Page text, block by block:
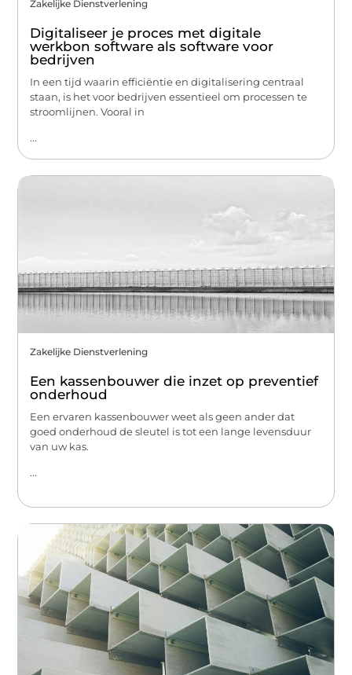
Zakelijke Dienstverlening
Digitaliseer je proces met digitale
werkbon software als software voor
bedrijven
In een tijd waarin efficiëntie en digitalisering centraal
staan, is het voor bedrijven essentieel om processen te
stroomlijnen. Vooral in
...
Zakelijke Dienstverlening
Een kassenbouwer die inzet op preventief
onderhoud
Een ervaren kassenbouwer weet als geen ander dat
goed onderhoud de sleutel is tot een lange levensduur
van uw kas.
...